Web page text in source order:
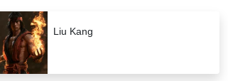
Liu Kang